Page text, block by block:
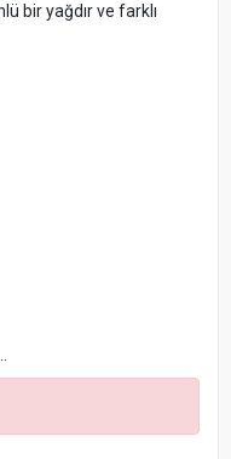
bir yağdır ve farklı